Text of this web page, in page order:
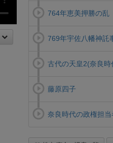
764年恵美押勝の乱
769年宇佐八幡神託
古代の天皇2(奈良時
藤原四子
奈良時代の政権担当